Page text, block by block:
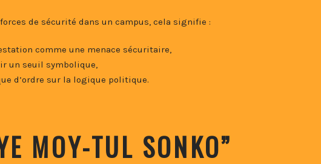
de sécurité dans un campus, cela signifie :
comme une menace sécuritaire,
un seuil symbolique,
d’ordre sur la logique politique.
MOY-TUL SONKO”